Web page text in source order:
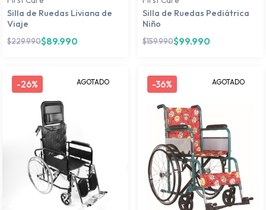
Silla de Ruedas Liviana de
Viaje
$229.990$89.990
Silla de Ruedas Pediátrica
Niño
$159.990$99.990
-26% AGOTADO -36% AGOTADO